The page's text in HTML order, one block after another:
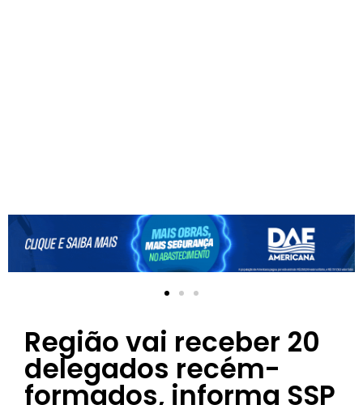
Região vai receber 20
delegados recém-
formados, informa SSP